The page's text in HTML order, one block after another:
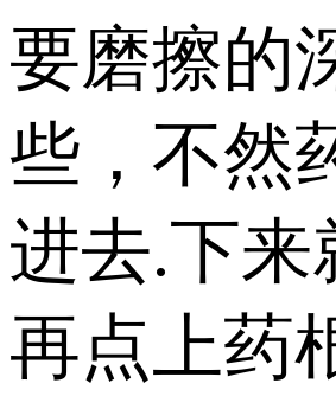
要磨擦的
些，不然
进去.下来
再点上药